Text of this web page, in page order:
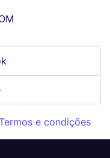
e condições